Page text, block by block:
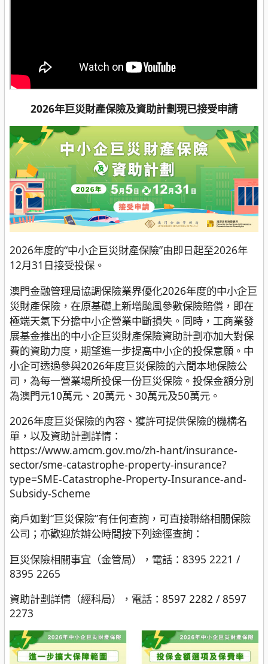
2026年巨災財產保險及資助計劃現已接受申請
2026年度的“中小企巨災財產保險”由即日起至2026年
12月31日接受投保。
澳門金融管理局協調保險業界優化2026年度的中小企巨
災財產保險，在原基礎上新增颱風參數保險賠償，即在
極端天氣下分擔中小企營業中斷損失。同時，工商業發
展基金推出的中小企巨災財產保險資助計劃亦加大對保
費的資助力度，期望進一步提高中小企的投保意願。中
小企可透過參與2026年度巨災保險的六間本地保險公
司，為每一營業場所投保一份巨災保險。投保金額分別
為澳門元10萬元、20萬元、30萬元及50萬元。
2026年度巨災保險的內容、獲許可提供保險的機構名
單，以及資助計劃詳情：
https://www.amcm.gov.mo/zh-hant/insurance-
sector/sme-catastrophe-property-insurance?
type=SME-Catastrophe-Property-Insurance-and-
Subsidy-Scheme
商戶如對“巨災保險”有任何查詢，可直接聯絡相關保險
公司；亦歡迎於辦公時間按下列途徑查詢：
巨災保險相關事宜（金管局），電話：8395 2221 /
8395 2265
資助計劃詳情（經科局），電話：8597 2282 / 8597
2273